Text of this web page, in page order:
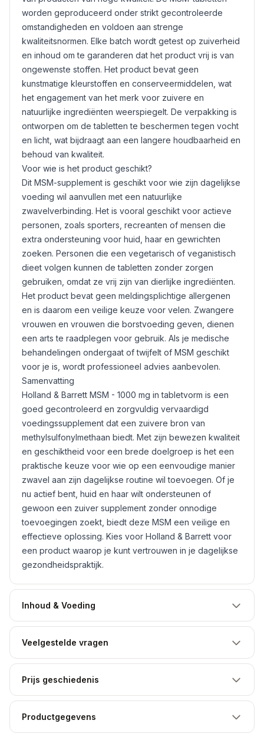
worden geproduceerd onder strikt gecontroleerde
omstandigheden en voldoen aan strenge
kwaliteitsnormen. Elke batch wordt getest op zuiverheid
en inhoud om te garanderen dat het product vrij is van
ongewenste stoffen. Het product bevat geen
kunstmatige kleurstoffen en conserveermiddelen, wat
het engagement van het merk voor zuivere en
natuurlijke ingrediënten weerspiegelt. De verpakking is
ontworpen om de tabletten te beschermen tegen vocht
en licht, wat bijdraagt aan een langere houdbaarheid en
behoud van kwaliteit.
Voor wie is het product geschikt?
Dit MSM-supplement is geschikt voor wie zijn dagelijkse
voeding wil aanvullen met een natuurlijke
zwavelverbinding. Het is vooral geschikt voor actieve
personen, zoals sporters, recreanten of mensen die
extra ondersteuning voor huid, haar en gewrichten
zoeken. Personen die een vegetarisch of veganistisch
dieet volgen kunnen de tabletten zonder zorgen
gebruiken, omdat ze vrij zijn van dierlijke ingrediënten.
Het product bevat geen meldingsplichtige allergenen
en is daarom een veilige keuze voor velen. Zwangere
vrouwen en vrouwen die borstvoeding geven, dienen
een arts te raadplegen voor gebruik. Als je medische
behandelingen ondergaat of twijfelt of MSM geschikt
voor je is, wordt professioneel advies aanbevolen.
Samenvatting
Holland & Barrett MSM - 1000 mg in tabletvorm is een
goed gecontroleerd en zorgvuldig vervaardigd
voedingssupplement dat een zuivere bron van
methylsulfonylmethaan biedt. Met zijn bewezen kwaliteit
en geschiktheid voor een brede doelgroep is het een
praktische keuze voor wie op een eenvoudige manier
zwavel aan zijn dagelijkse routine wil toevoegen. Of je
nu actief bent, huid en haar wilt ondersteunen of
gewoon een zuiver supplement zonder onnodige
toevoegingen zoekt, biedt deze MSM een veilige en
effectieve oplossing. Kies voor Holland & Barrett voor
een product waarop je kunt vertrouwen in je dagelijkse
gezondheidspraktijk.
Inhoud & Voeding
Veelgestelde vragen
Prijs geschiedenis
Productgegevens